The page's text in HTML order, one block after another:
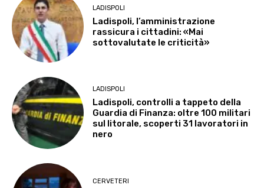
LADISPOLI
Ladispoli, l’amministrazione
rassicura i cittadini: «Mai
sottovalutate le criticità»
LADISPOLI
Ladispoli, controlli a tappeto della
Guardia di Finanza: oltre 100 militari
sul litorale, scoperti 31 lavoratori in
nero
CERVETERI